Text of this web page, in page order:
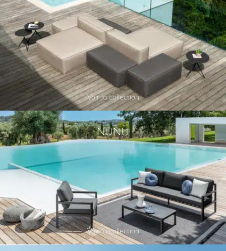
Voir la collection
NUNÙ
Voir la collection